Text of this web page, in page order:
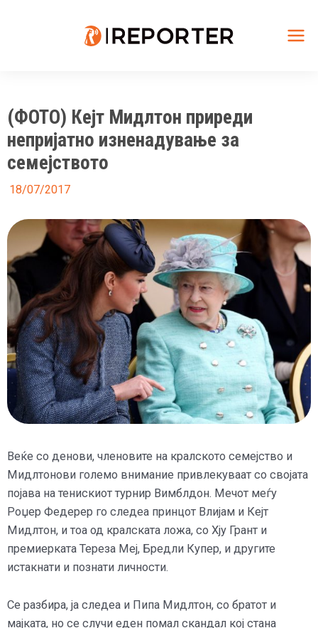
(ФОТО) Кејт Мидлтон приреди
непријатно изненадување за
семејството
18/07/2017
Веќе со денови, членовите на кралското семејство и
Мидлтонови големо внимание привлекуваат со својата
појава на тенискиот турнир Вимблдон. Мечот меѓу
Роџер Федерер го следеа принцот Влијам и Кејт
Мидлтон, и тоа од кралската ложа, со Хју Грант и
премиерката Тереза Меј, Бредли Купер, и другите
истакнати и познати личности.
Се разбира, ја следеа и Пипа Мидлтон, со братот и
мајката, но се случи еден помал скандал кој стана